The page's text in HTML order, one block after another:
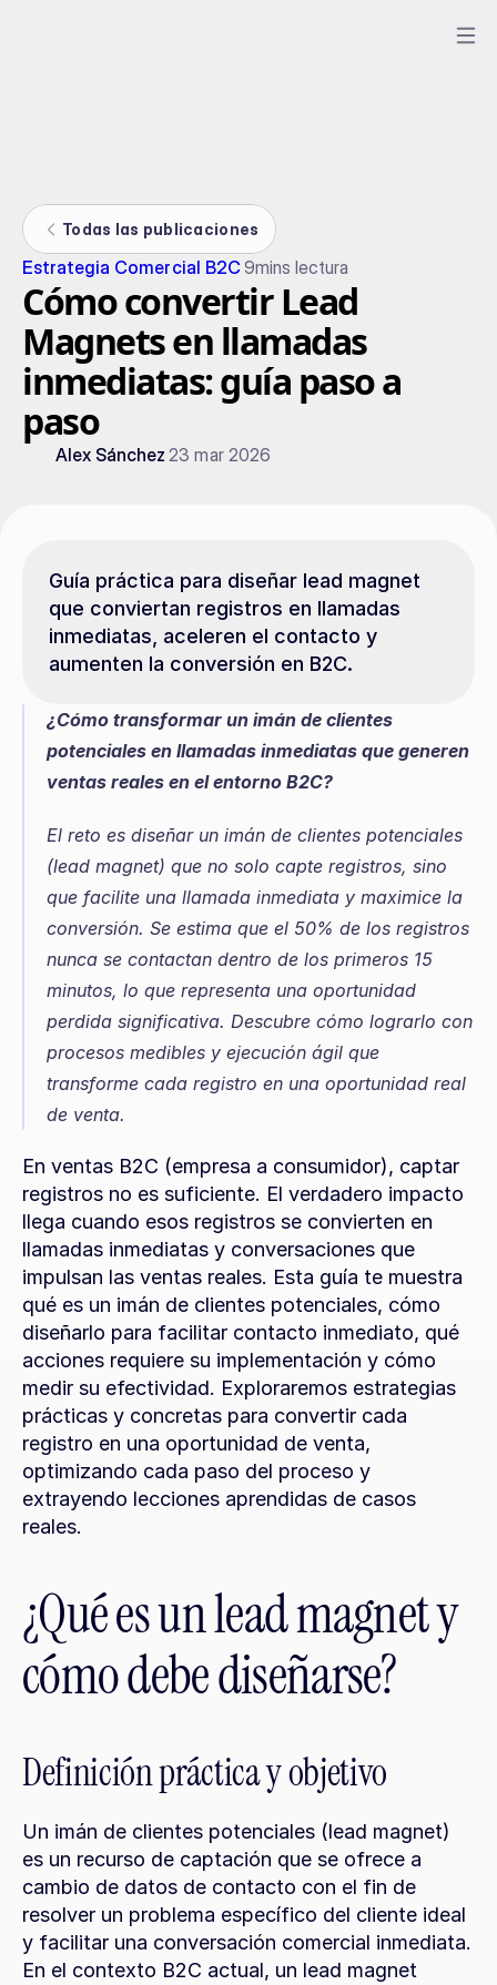
Todas las publicaciones
Estrategia Comercial B2C9mins lectura
Cómo convertir Lead
Magnets en llamadas
inmediatas: guía paso a
paso
Alex Sánchez 23 mar 2026
Guía práctica para diseñar lead magnet
que conviertan registros en llamadas
inmediatas, aceleren el contacto y
aumenten la conversión en B2C.
¿Cómo transformar un imán de clientes
potenciales en llamadas inmediatas que generen
ventas reales en el entorno B2C?
El reto es diseñar un imán de clientes potenciales
(lead magnet) que no solo capte registros, sino
que facilite una llamada inmediata y maximice la
conversión. Se estima que el 50% de los registros
nunca se contactan dentro de los primeros 15
minutos, lo que representa una oportunidad
perdida significativa. Descubre cómo lograrlo con
procesos medibles y ejecución ágil que
transforme cada registro en una oportunidad real
de venta.
En ventas B2C (empresa a consumidor), captar
registros no es suficiente. El verdadero impacto
llega cuando esos registros se convierten en
llamadas inmediatas y conversaciones que
impulsan las ventas reales. Esta guía te muestra
qué es un imán de clientes potenciales, cómo
diseñarlo para facilitar contacto inmediato, qué
acciones requiere su implementación y cómo
medir su efectividad. Exploraremos estrategias
prácticas y concretas para convertir cada
registro en una oportunidad de venta,
optimizando cada paso del proceso y
extrayendo lecciones aprendidas de casos
reales.
¿Qué es un lead magnet y
cómo debe diseñarse?
Definición práctica y objetivo
Un imán de clientes potenciales (lead magnet)
es un recurso de captación que se ofrece a
cambio de datos de contacto con el fin de
resolver un problema específico del cliente ideal
y facilitar una conversación comercial inmediata.
En el contexto B2C actual, un lead magnet